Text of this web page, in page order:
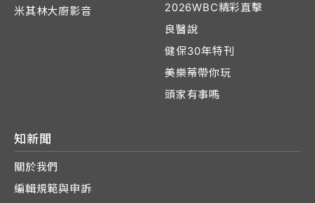
米其林大廚影音
2026WBC精彩直擊
良醫說
健保30年特刊
美樂蒂帶你玩
頭家有事嗎
知新聞
關於我們
編輯規範與申訴